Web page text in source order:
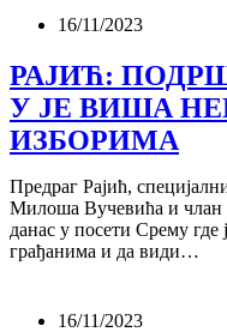
16/11/2023
РАЈИЋ:
У ЈЕ ВИША
ИЗБОРИМА
Предраг Рајић,
Милоша Вучевића и члан
данас у посети Срему где
грађанима и да види…
16/11/2023